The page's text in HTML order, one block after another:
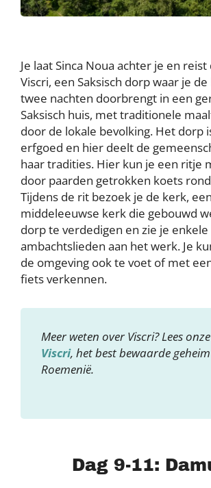
Je laat Sinca Noua achter je en
Viscri, een Saksisch dorp waar je
twee nachten doorbrengt in een
Saksisch huis, met traditionele
door de lokale bevolking. Het dorp
erfgoed en hier deelt de
haar tradities. Hier kun je een ritje
door paarden getrokken koets
Tijdens de rit bezoek je de kerk, een
middeleeuwse kerk die gebouwd
dorp te verdedigen en zie je enkele
ambachtslieden aan het werk. Je
de omgeving ook te voet of met
fiets verkennen.
Meer weten over Viscri? Lees
Viscri, het best bewaarde
Roemenië.
Dag 9-11: